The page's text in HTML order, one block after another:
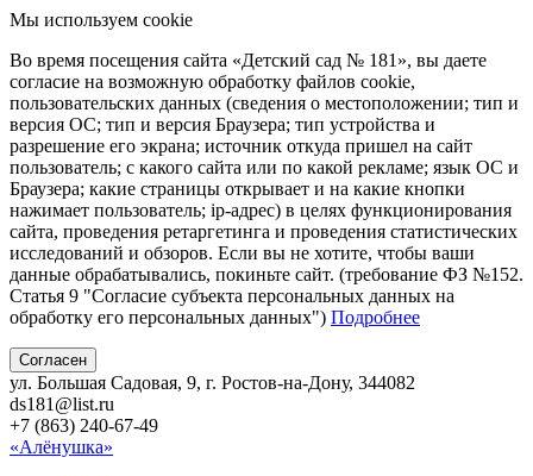
Мы используем cookie
Во время посещения сайта «Детский сад № 181», вы даете
согласие на возможную обработку файлов cookie,
пользовательских данных (сведения о местоположении; тип и
версия ОС; тип и версия Браузера; тип устройства и
разрешение его экрана; источник откуда пришел на сайт
пользователь; с какого сайта или по какой рекламе; язык ОС и
Браузера; какие страницы открывает и на какие кнопки
нажимает пользователь; ip-адрес) в целях функционирования
сайта, проведения ретаргетинга и проведения статистических
исследований и обзоров. Если вы не хотите, чтобы ваши
данные обрабатывались, покиньте сайт. (требование ФЗ №152.
Статья 9 "Согласие субъекта персональных данных на
обработку его персональных данных") Подробнее
Согласен
ул. Большая Садовая, 9, г. Ростов-на-Дону, 344082
ds181@list.ru
+7 (863) 240-67-49
«Алёнушка»